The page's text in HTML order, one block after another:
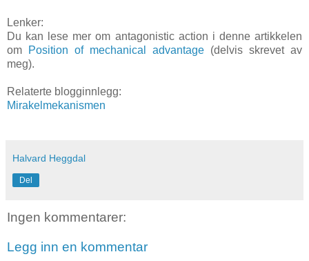
Lenker:
Du kan lese mer om antagonistic action i denne artikkelen
om
Position of mechanical advantage (delvis skrevet av
meg).
Relaterte blogginnlegg:
Mirakelmekanismen
Halvard Heggdal
Del
Ingen kommentarer:
Legg inn en kommentar